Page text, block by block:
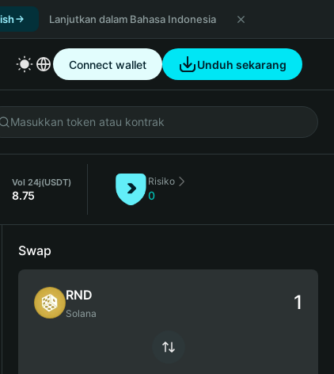
Lanjutkan dalam Bahasa Indonesia
Connect wallet Unduh sekarang
Vol 24j(USDT)
8.75
Risiko
0
Swap
RND
Solana